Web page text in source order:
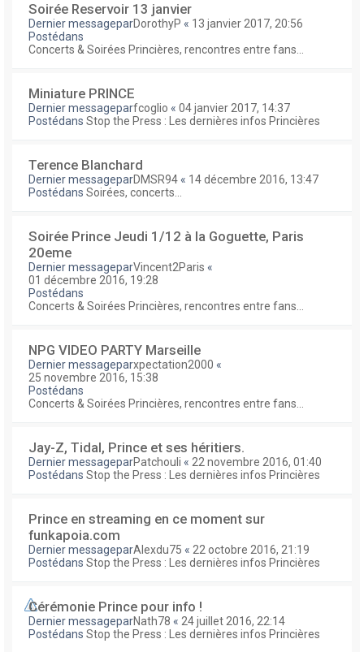
Soirée Reservoir 13 janvier
Dernier messageparDorothyP « 13 janvier 2017, 20:56
Postédans
Concerts & Soirées Princières, rencontres entre fans...
Miniature PRINCE
Dernier messageparfcoglio « 04 janvier 2017, 14:37
Postédans Stop the Press : Les dernières infos Princières
Terence Blanchard
Dernier messageparDMSR94 « 14 décembre 2016, 13:47
Postédans Soirées, concerts...
Soirée Prince Jeudi 1/12 à la Goguette, Paris
20eme
Dernier messageparVincent2Paris «
01 décembre 2016, 19:28
Postédans
Concerts & Soirées Princières, rencontres entre fans...
NPG VIDEO PARTY Marseille
Dernier messageparxpectation2000 «
25 novembre 2016, 15:38
Postédans
Concerts & Soirées Princières, rencontres entre fans...
Jay-Z, Tidal, Prince et ses héritiers.
Dernier messageparPatchouli « 22 novembre 2016, 01:40
Postédans Stop the Press : Les dernières infos Princières
Prince en streaming en ce moment sur
funkapoia.com
Dernier messageparAlexdu75 « 22 octobre 2016, 21:19
Postédans Stop the Press : Les dernières infos Princières
Cérémonie Prince pour info !
Dernier messageparNath78 « 24 juillet 2016, 22:14
Postédans Stop the Press : Les dernières infos Princières